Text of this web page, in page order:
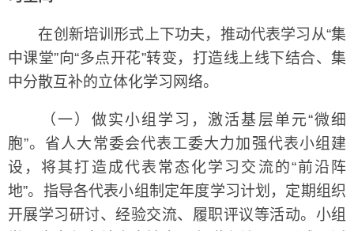
在创新培训形式上下功夫，推动代表学习从“集
中课堂”向“多点开花”转变，打造线上线下结合、集
中分散互补的立体化学习网络。
（一）做实小组学习，激活基层单元“微细
胞”。省人大常委会代表工委大力加强代表小组建
设，将其打造成代表常态化学习交流的“前沿阵
地”。指导各代表小组制定年度学习计划，定期组织
开展学习研讨、经验交流、履职评议等活动。小组